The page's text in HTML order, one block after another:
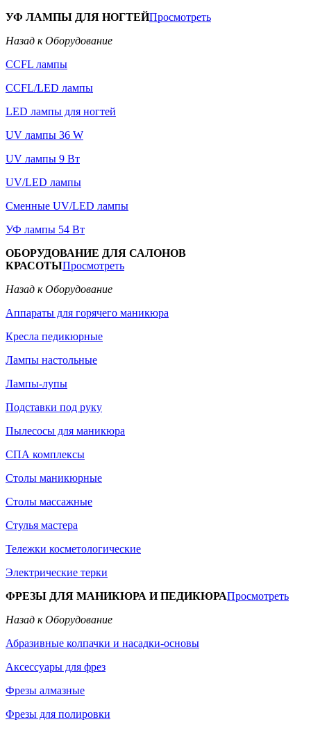
УФ ЛАМПЫ ДЛЯ НОГТЕЙПросмотреть
Назад к Оборудование
CCFL лампы
CCFL/LED лампы
LED лампы для ногтей
UV лампы 36 W
UV лампы 9 Вт
UV/LED лампы
Сменные UV/LED лампы
УФ лампы 54 Вт
ОБОРУДОВАНИЕ ДЛЯ САЛОНОВ
КРАСОТЫПросмотреть
Назад к Оборудование
Аппараты для горячего маникюра
Кресла педикюрные
Лампы настольные
Лампы-лупы
Подставки под руку
Пылесосы для маникюра
СПА комплексы
Столы маникюрные
Столы массажные
Стулья мастера
Тележки косметологические
Электрические терки
ФРЕЗЫ ДЛЯ МАНИКЮРА И ПЕДИКЮРАПросмотреть
Назад к Оборудование
Абразивные колпачки и насадки-основы
Аксессуары для фрез
Фрезы алмазные
Фрезы для полировки